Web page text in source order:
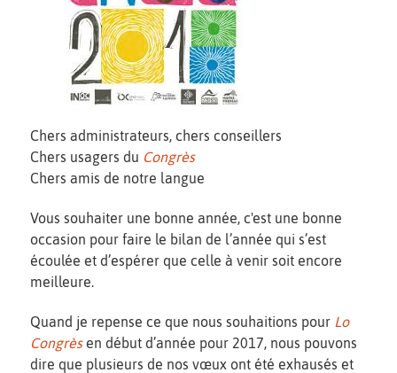
Chers administrateurs, chers conseillers
Chers usagers du Congrès
Chers amis de notre langue
Vous souhaiter une bonne année, c'est une bonne
occasion pour faire le bilan de l’année qui s’est
écoulée et d’espérer que celle à venir soit encore
meilleure.
Quand je repense ce que nous souhaitions pour Lo
Congrèsen début d’année pour 2017, nous pouvons
dire que plusieurs de nos vœux ont été exhausés et